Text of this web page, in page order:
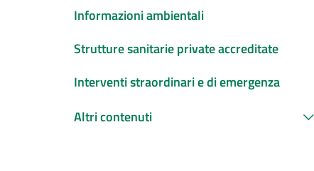
Informazioni ambientali
Strutture sanitarie private accreditate
Interventi straordinari e di emergenza
Altri contenuti